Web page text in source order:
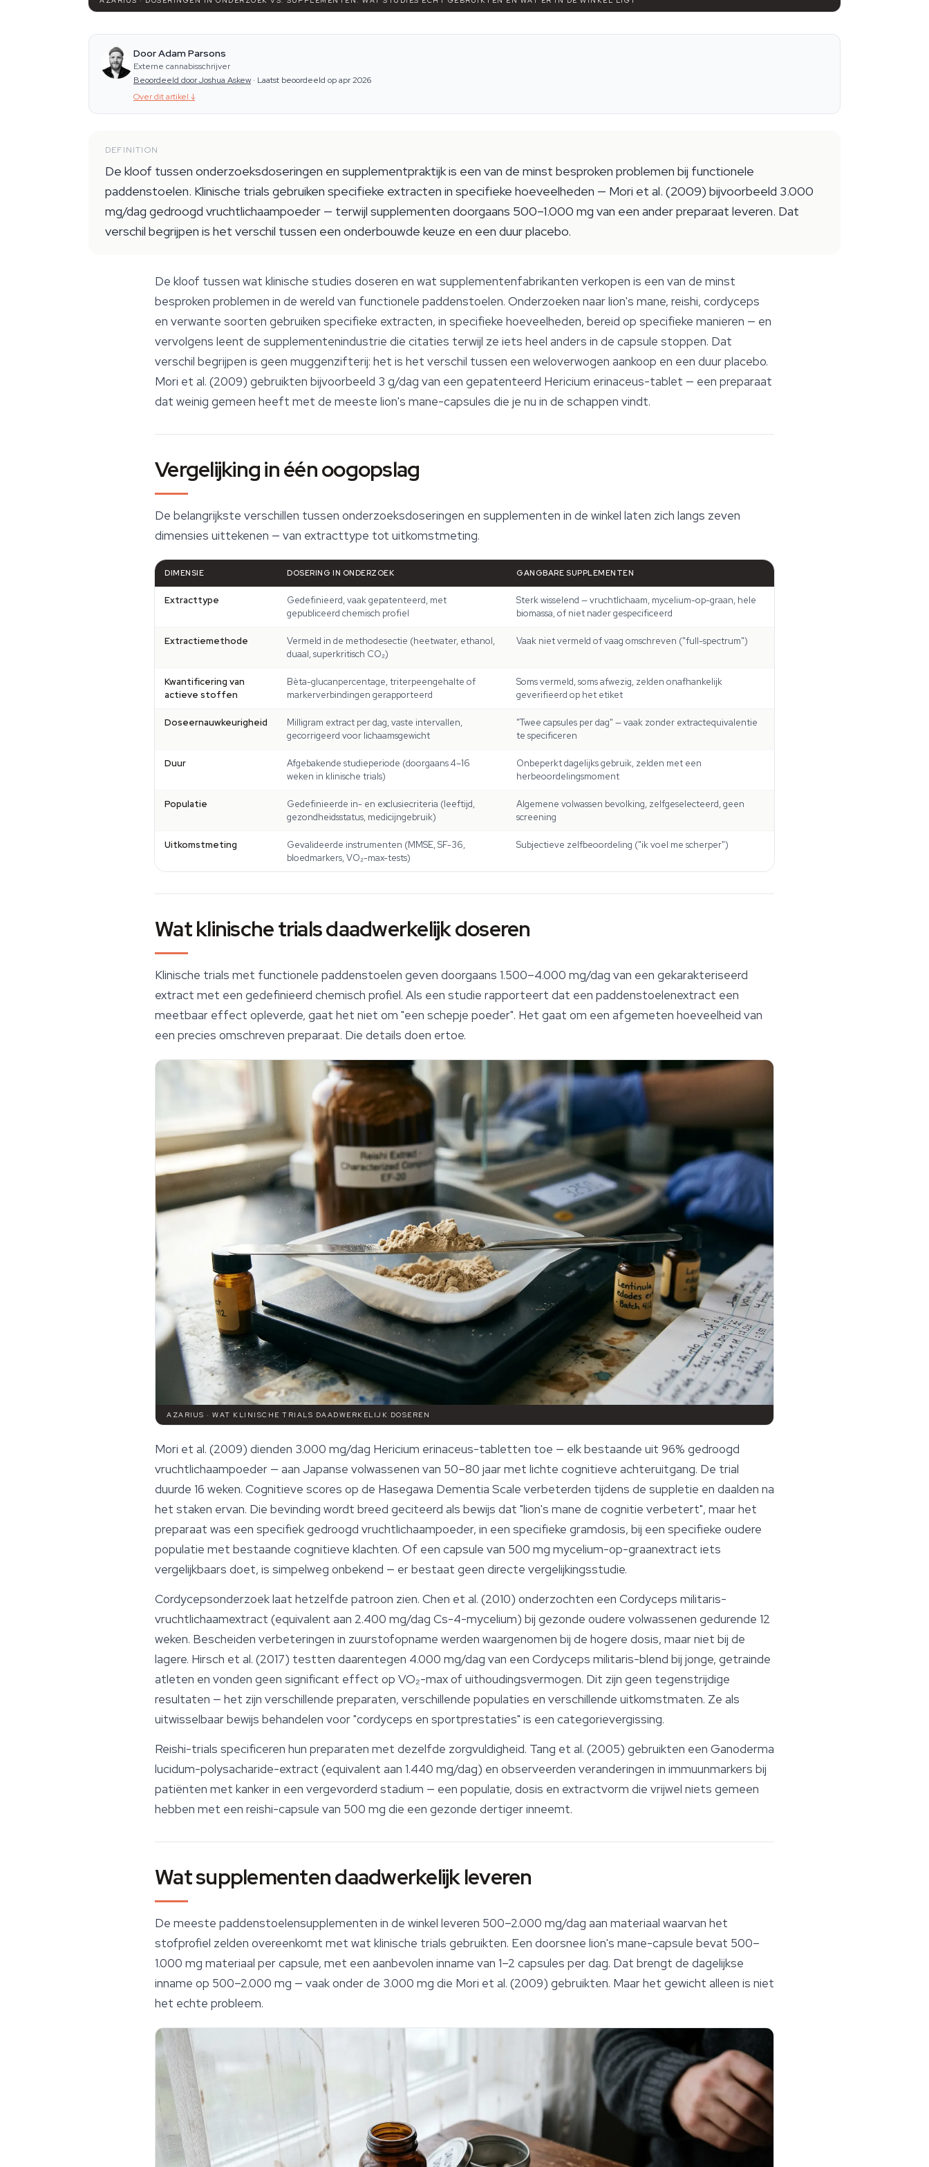
Door Adam Parsons
Externe cannabisschrijver
Beoordeeld door Joshua Askew · Laatst beoordeeld op apr 2026
Over dit artikel ↓
DEFINITION
De kloof tussen onderzoeksdoseringen en supplementpraktijk is een van de minst besproken problemen bij functionele
paddenstoelen. Klinische trials gebruiken specifieke extracten in specifieke hoeveelheden — Mori et al. (2009) bijvoorbeeld 3.000
mg/dag gedroogd vruchtlichaampoeder — terwijl supplementen doorgaans 500–1.000 mg van een ander preparaat leveren. Dat
verschil begrijpen is het verschil tussen een onderbouwde keuze en een duur placebo.
De kloof tussen wat klinische studies doseren en wat supplementenfabrikanten verkopen is een van de minst
besproken problemen in de wereld van functionele paddenstoelen. Onderzoeken naar lion's mane, reishi, cordyceps
en verwante soorten gebruiken specifieke extracten, in specifieke hoeveelheden, bereid op specifieke manieren — en
vervolgens leent de supplementenindustrie die citaties terwijl ze iets heel anders in de capsule stoppen. Dat
verschil begrijpen is geen muggenzifterij: het is het verschil tussen een weloverwogen aankoop en een duur placebo.
Mori et al. (2009) gebruikten bijvoorbeeld 3 g/dag van een gepatenteerd Hericium erinaceus-tablet — een preparaat
dat weinig gemeen heeft met de meeste lion's mane-capsules die je nu in de schappen vindt.
Vergelijking in één oogopslag
De belangrijkste verschillen tussen onderzoeksdoseringen en supplementen in de winkel laten zich langs zeven
dimensies uittekenen — van extracttype tot uitkomstmeting.
DIMENSIE DOSERING IN ONDERZOEK GANGBARE SUPPLEMENTEN
Extracttype
Gedefinieerd, vaak gepatenteerd, met
gepubliceerd chemisch profiel
Sterk wisselend — vruchtlichaam, mycelium-op-graan, hele
biomassa, of niet nader gespecificeerd
Extractiemethode
Vermeld in de methodesectie (heetwater, ethanol,
duaal, superkritisch CO₂)
Vaak niet vermeld of vaag omschreven ("full-spectrum")
Kwantificering van
actieve stoffen
Bèta-glucanpercentage, triterpeengehalte of
markerverbindingen gerapporteerd
Soms vermeld, soms afwezig, zelden onafhankelijk
geverifieerd op het etiket
Doseernauwkeurigheid
Milligram extract per dag, vaste intervallen,
gecorrigeerd voor lichaamsgewicht
"Twee capsules per dag" — vaak zonder extractequivalentie
te specificeren
Duur
Afgebakende studieperiode (doorgaans 4–16
weken in klinische trials)
Onbeperkt dagelijks gebruik, zelden met een
herbeoordelingsmoment
Populatie
Gedefinieerde in- en exclusiecriteria (leeftijd,
gezondheidsstatus, medicijngebruik)
Algemene volwassen bevolking, zelfgeselecteerd, geen
screening
Uitkomstmeting
Gevalideerde instrumenten (MMSE, SF-36,
bloedmarkers, VO₂-max-tests)
Subjectieve zelfbeoordeling ("ik voel me scherper")
Wat klinische trials daadwerkelijk doseren
Klinische trials met functionele paddenstoelen geven doorgaans 1.500–4.000 mg/dag van een gekarakteriseerd
extract met een gedefinieerd chemisch profiel. Als een studie rapporteert dat een paddenstoelenextract een
meetbaar effect opleverde, gaat het niet om "een schepje poeder". Het gaat om een afgemeten hoeveelheid van
een precies omschreven preparaat. Die details doen ertoe.
AZARIUS · WAT KLINISCHE TRIALS DAADWERKELIJK DOSEREN
Mori et al. (2009) dienden 3.000 mg/dag Hericium erinaceus-tabletten toe — elk bestaande uit 96% gedroogd
vruchtlichaampoeder — aan Japanse volwassenen van 50–80 jaar met lichte cognitieve achteruitgang. De trial
duurde 16 weken. Cognitieve scores op de Hasegawa Dementia Scale verbeterden tijdens de suppletie en daalden na
het staken ervan. Die bevinding wordt breed geciteerd als bewijs dat "lion's mane de cognitie verbetert", maar het
preparaat was een specifiek gedroogd vruchtlichaampoeder, in een specifieke gramdosis, bij een specifieke oudere
populatie met bestaande cognitieve klachten. Of een capsule van 500 mg mycelium-op-graanextract iets
vergelijkbaars doet, is simpelweg onbekend — er bestaat geen directe vergelijkingsstudie.
Cordycepsonderzoek laat hetzelfde patroon zien. Chen et al. (2010) onderzochten een Cordyceps militaris-
vruchtlichaamextract (equivalent aan 2.400 mg/dag Cs-4-mycelium) bij gezonde oudere volwassenen gedurende 12
weken. Bescheiden verbeteringen in zuurstofopname werden waargenomen bij de hogere dosis, maar niet bij de
lagere. Hirsch et al. (2017) testten daarentegen 4.000 mg/dag van een Cordyceps militaris-blend bij jonge, getrainde
atleten en vonden geen significant effect op VO₂-max of uithoudingsvermogen. Dit zijn geen tegenstrijdige
resultaten — het zijn verschillende preparaten, verschillende populaties en verschillende uitkomstmaten. Ze als
uitwisselbaar bewijs behandelen voor "cordyceps en sportprestaties" is een categorievergissing.
Reishi-trials specificeren hun preparaten met dezelfde zorgvuldigheid. Tang et al. (2005) gebruikten een Ganoderma
lucidum-polysacharide-extract (equivalent aan 1.440 mg/dag) en observeerden veranderingen in immuunmarkers bij
patiënten met kanker in een vergevorderd stadium — een populatie, dosis en extractvorm die vrijwel niets gemeen
hebben met een reishi-capsule van 500 mg die een gezonde dertiger inneemt.
Wat supplementen daadwerkelijk leveren
De meeste paddenstoelensupplementen in de winkel leveren 500–2.000 mg/dag aan materiaal waarvan het
stofprofiel zelden overeenkomt met wat klinische trials gebruikten. Een doorsnee lion's mane-capsule bevat 500–
1.000 mg materiaal per capsule, met een aanbevolen inname van 1–2 capsules per dag. Dat brengt de dagelijkse
inname op 500–2.000 mg — vaak onder de 3.000 mg die Mori et al. (2009) gebruikten. Maar het gewicht alleen is niet
het echte probleem.